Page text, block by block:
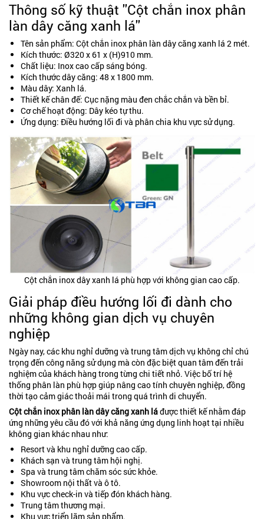
Thông số kỹ thuật ''Cột chắn inox phân
làn dây căng xanh lá''
Tên sản phẩm: Cột chắn inox phân làn dây căng xanh lá 2 mét.
Kích thước: Ø320 x 61 x (H)910 mm.
Chất liệu: Inox cao cấp sáng bóng.
Kích thước dây căng: 48 x 1800 mm.
Màu dây: Xanh lá.
Thiết kế chân đế: Cục nặng màu đen chắc chắn và bền bỉ.
Cơ chế hoạt động: Dây kéo tự thu.
Ứng dụng: Điều hướng lối đi và phân chia khu vực sử dụng.
Cột chắn inox dây xanh lá phù hợp với không gian cao cấp.
Giải pháp điều hướng lối đi dành cho
những không gian dịch vụ chuyên
nghiệp
Ngày nay, các khu nghỉ dưỡng và trung tâm dịch vụ không chỉ chú
trọng đến công năng sử dụng mà còn đặc biệt quan tâm đến trải
nghiệm của khách hàng trong từng chi tiết nhỏ. Việc bố trí hệ
thống phân làn phù hợp giúp nâng cao tính chuyên nghiệp, đồng
thời tạo cảm giác thoải mái trong quá trình di chuyển.
Cột chắn inox phân làn dây căng xanh láđược thiết kế nhằm đáp
ứng những yêu cầu đó với khả năng ứng dụng linh hoạt tại nhiều
không gian khác nhau như:
Resort và khu nghỉ dưỡng cao cấp.
Khách sạn và trung tâm hội nghị.
Spa và trung tâm chăm sóc sức khỏe.
Showroom nội thất và ô tô.
Khu vực check-in và tiếp đón khách hàng.
Trung tâm thương mại.
Khu vực triển lãm sản phẩm.